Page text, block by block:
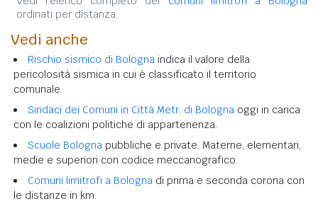
ordinati per distanza.
Vedi anche
Rischio sismico di Bologna indica il valore della
pericolosità sismica in cui è classificato il territorio
comunale.
Sindaci dei Comuni in Città Metr. di Bologna oggi in carica
con le coalizioni politiche di appartenenza.
Scuole Bologna pubbliche e private. Materne, elementari,
medie e superiori con codice meccanografico.
Comuni limitrofi a Bologna di prima e seconda corona con
le distanze in km.